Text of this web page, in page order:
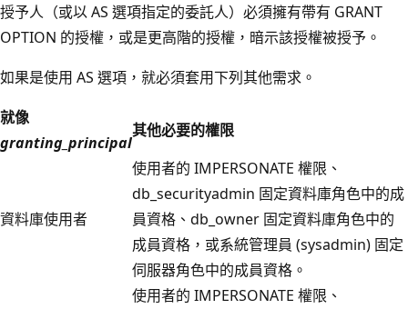
授予人（或以 AS 選項指定的委託人）必須擁有帶有 GRANT
OPTION 的授權，或是更高階的授權，暗示該授權被授予。
如果是使用 AS 選項，就必須套用下列其他需求。
就像
granting_principal
其他必要的權限
資料庫使用者
使用者的 IMPERSONATE 權限、
db_securityadmin 固定資料庫角色中的成
員資格、db_owner 固定資料庫角色中的
成員資格，或系統管理員 (sysadmin) 固定
伺服器角色中的成員資格。
使用者的 IMPERSONATE 權限、